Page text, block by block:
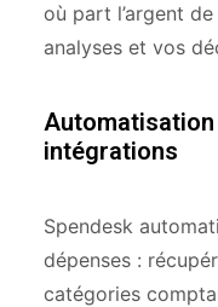
où part l’argent
analyses et vos
intégrations
Spendesk
dépenses :
catégories